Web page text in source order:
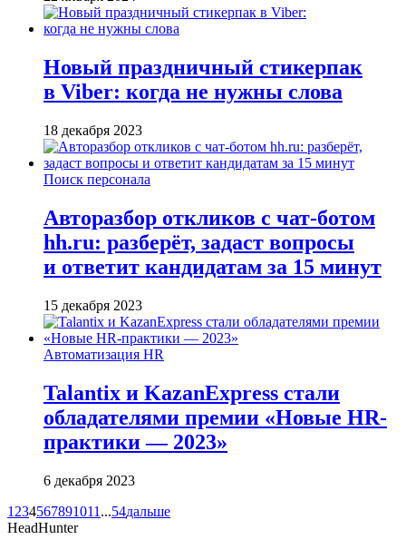
Новый праздничный стикерпак
в Viber: когда не нужны слова
18 декабря 2023
Поиск персонала
Авторазбор откликов с чат-ботом
hh.ru: разберёт, задаст вопросы
и ответит кандидатам за 15 минут
15 декабря 2023
Автоматизация HR
Talantix и KazanExpress стали
обладателями премии «Новые HR-
практики — 2023»
6 декабря 2023
1 234567891011 ...54дальше
HeadHunter